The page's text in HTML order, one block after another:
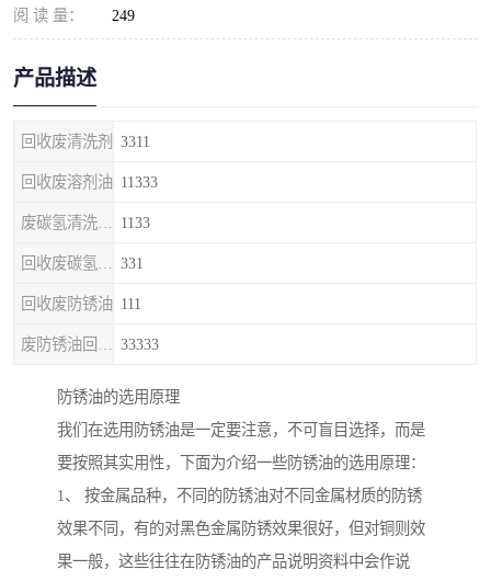
阅 读 量： 249
产品描述
回收废清洗剂 3311
回收废溶剂油 11333
1133
331
回收废防锈油 111
33333
防锈油的选用原理
我们在选用防锈油是一定要注意，不可盲目选择，而是
要按照其实用性，下面为介绍一些防锈油的选用原理：
1、 按金属品种，不同的防锈油对不同金属材质的防锈
效果不同，有的对黑色金属防锈效果很好，但对铜则效
果一般，这些往往在防锈油的产品说明资料中会作说